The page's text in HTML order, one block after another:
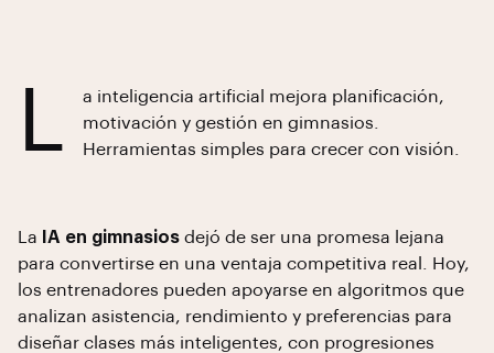
L
a inteligencia artificial mejora planificación,
motivación y gestión en gimnasios.
Herramientas simples para crecer con visión.
La IA en gimnasios dejó de ser una promesa lejana
para convertirse en una ventaja competitiva real. Hoy,
los entrenadores pueden apoyarse en algoritmos que
analizan asistencia, rendimiento y preferencias para
diseñar clases más inteligentes, con progresiones